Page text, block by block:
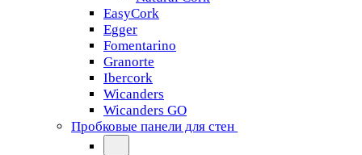
EasyCork
Egger
Fomentarino
Granorte
Ibercork
Wicanders
Wicanders GO
Пробковые панели для стен